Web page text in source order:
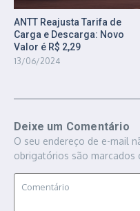
ANTT Reajusta Tarifa de
Carga e Descarga: Novo
Valor é R$ 2,29
13/06/2024
Deixe um Comentário
O seu endereço de e-mail
obrigatórios são marcados